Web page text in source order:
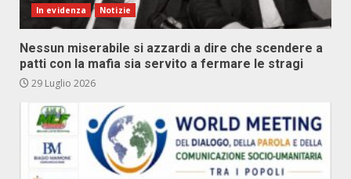
In evidenza Notizie
Nessun miserabile si azzardi a dire che scendere a
patti con la mafia sia servito a fermare le stragi
29 Luglio 2026